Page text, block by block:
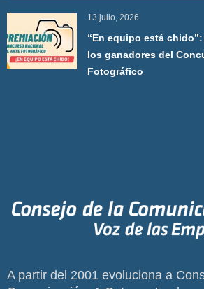
13 julio, 2026
“En equipo está
los ganadores del
Fotográfico
A partir del 2001 evoluciona a